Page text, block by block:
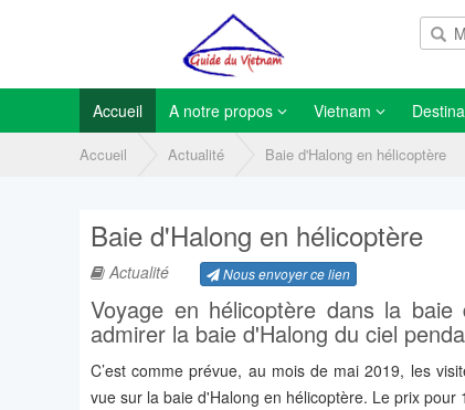
Accueil A notre propos Vietnam
Accueil Actualité Baie d'Halong en hélicoptère
Baie d'Halong en hélicoptère
Actualité Nous envoyer ce lien
Voyage en hélicoptère dans la
admirer la baie d'Halong du ciel
C’est comme prévue, au mois de mai 2019, les
vue sur la baie d'Halong en hélicoptère. Le prix